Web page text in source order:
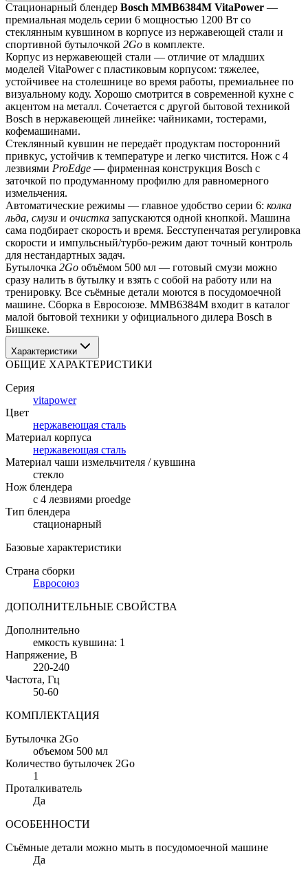
Стационарный блендер Bosch MMB6384M VitaPower —
премиальная модель серии 6 мощностью 1200 Вт со
стеклянным кувшином в корпусе из нержавеющей стали и
спортивной бутылочкой 2Go в комплекте.
Корпус из нержавеющей стали — отличие от младших
моделей VitaPower с пластиковым корпусом: тяжелее,
устойчивее на столешнице во время работы, премиальнее по
визуальному коду. Хорошо смотрится в современной кухне с
акцентом на металл. Сочетается с другой бытовой техникой
Bosch в нержавеющей линейке: чайниками, тостерами,
кофемашинами.
Стеклянный кувшин не передаёт продуктам посторонний
привкус, устойчив к температуре и легко чистится. Нож с 4
лезвиями ProEdge — фирменная конструкция Bosch с
заточкой по продуманному профилю для равномерного
измельчения.
Автоматические режимы — главное удобство серии 6: колка
льда, смузи и очистка запускаются одной кнопкой. Машина
сама подбирает скорость и время. Бесступенчатая регулировка
скорости и импульсный/турбо-режим дают точный контроль
для нестандартных задач.
Бутылочка 2Go объёмом 500 мл — готовый смузи можно
сразу налить в бутылку и взять с собой на работу или на
тренировку. Все съёмные детали моются в посудомоечной
машине. Сборка в Евросоюзе. MMB6384M входит в каталог
малой бытовой техники у официального дилера Bosch в
Бишкеке.
Характеристики
ОБЩИЕ ХАРАКТЕРИСТИКИ
Серия
vitapower
Цвет
нержавеющая сталь
Материал корпуса
нержавеющая сталь
Материал чаши измельчителя / кувшина
стекло
Нож блендера
с 4 лезвиями proedge
Тип блендера
стационарный
Базовые характеристики
Страна сборки
Евросоюз
ДОПОЛНИТЕЛЬНЫЕ СВОЙСТВА
Дополнительно
емкость кувшина: 1
Напряжение, В
220-240
Частота, Гц
50-60
КОМПЛЕКТАЦИЯ
Бутылочка 2Go
объемом 500 мл
Количество бутылочек 2Go
1
Проталкиватель
Да
ОСОБЕННОСТИ
Съёмные детали можно мыть в посудомоечной машине
Да